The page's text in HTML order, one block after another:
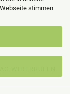
stimmen
WIDERRUFEN